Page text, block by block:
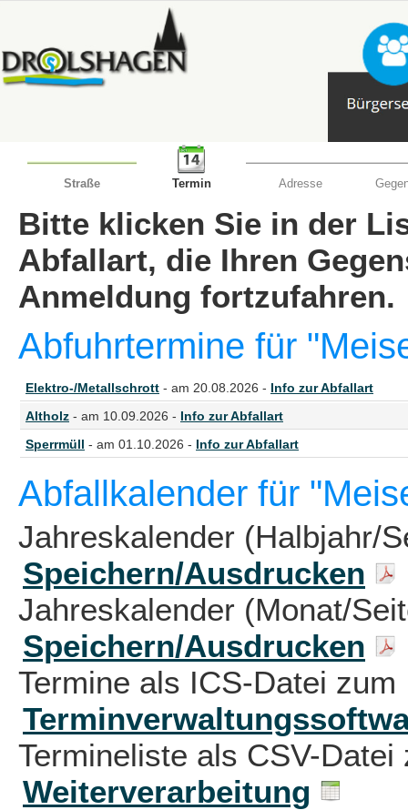
Straße Termin Adresse
Bitte klicken Sie in der
Abfallart, die Ihren
Anmeldung fortzufahren.
Abfuhrtermine für
Elektro-/Metallschrott - am 20.08.2026 - Info zur Abfallart
Altholz - am 10.09.2026 - Info zur Abfallart
Sperrmüll - am 01.10.2026 - Info zur Abfallart
Abfallkalender für
Jahreskalender (Halbjahr/
Speichern/Ausdrucken
Jahreskalender (Monat/
Speichern/Ausdrucken
Termine als ICS-Datei zum
Termineliste als CSV-
Weiterverarbeitung